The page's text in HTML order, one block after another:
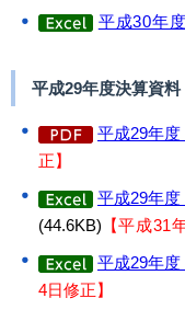
平成30年
平成29年度決算資料
平成29年
正】
平成29年
(44.6KB) 【平成31
平成29年
4日修正】